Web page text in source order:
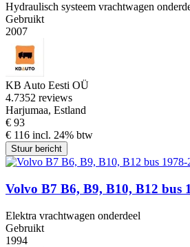
Hydraulisch systeem vrachtwagen
Gebruikt
2007
KB Auto Eesti OÜ
4.7352 reviews
Harjumaa, Estland
€ 93
€ 116 incl. 24% btw
Stuur bericht
Volvo B7 B6, B9, B10, B12 bus
Elektra vrachtwagen onderdeel
Gebruikt
1994